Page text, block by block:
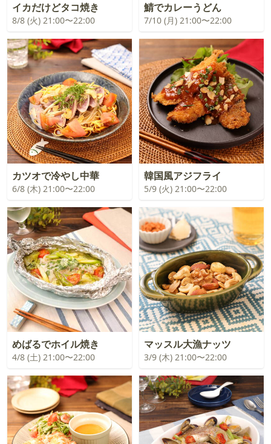
イカだけどタコ焼き
8/8 (火) 21:00〜22:00
鯖でカレーうどん
7/10 (月) 21:00〜22:00
カツオで冷やし中華
6/8 (木) 21:00〜22:00
韓国風アジフライ
5/9 (火) 21:00〜22:00
めばるでホイル焼き
4/8 (土) 21:00〜22:00
マッスル大漁ナッツ
3/9 (木) 21:00〜22:00